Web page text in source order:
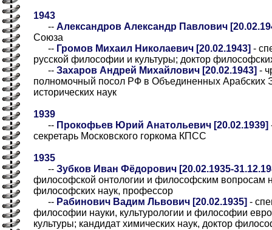
1943
-- Александров Александр Павлович
Союза
-- Громов Михаил Николаевич [20.02.1943] -
русской философии и культуры; доктор
-- Захаров Андрей Михайлович [20.02.1943] -
полномочный посол РФ в Объединенных Арабских
исторических наук
1939
-- Прокофьев Юрий Анатольевич [20.02.1939]
секретарь Московского горкома КПСС
1935
-- Зубков Иван Фёдорович [20.02.1935-
философской онтологии и философским вопросам
философских наук, профессор
-- Рабинович Вадим Львович [20.02.1935] -
философии науки, культурологии и философии
культуры; кандидат химических наук, доктор